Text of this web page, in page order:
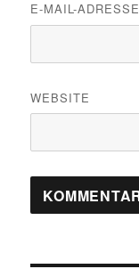
E-MAIL-ADRESSE
WEBSITE